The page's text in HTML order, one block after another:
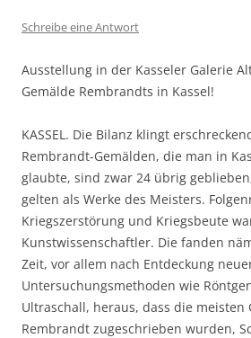
Schreibe eine Antwort
Ausstellung in der Kasseler Galerie
Gemälde Rembrandts in Kassel!
KASSEL. Die Bilanz klingt
Rembrandt-Gemälden, die man in
glaubte, sind zwar 24 übrig
gelten als Werke des Meisters.
Kriegszerstörung und Kriegsbeute
Kunstwissenschaftler. Die fanden
Zeit, vor allem nach Entdeckung
Untersuchungsmethoden wie
Ultraschall, heraus, dass die meisten
Rembrandt zugeschrieben wurden,